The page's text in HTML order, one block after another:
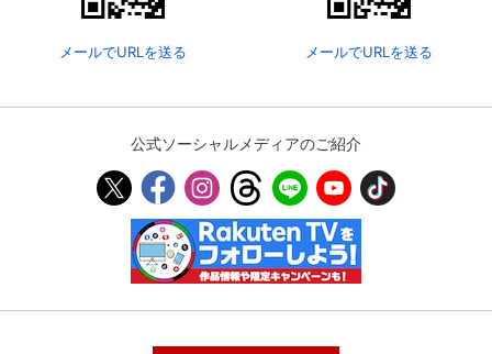
会員情報
基本情報、本人連絡先、パスワード 、クレ
ジットカード情報の変更が可能です。
決済方法の変更が可能です。
メールでURLを送る メールでURLを送る
公式ソーシャルメディアのご紹介